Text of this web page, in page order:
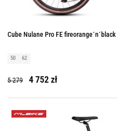
Cube Nulane Pro FE
50 62
5 279 4 752 zł